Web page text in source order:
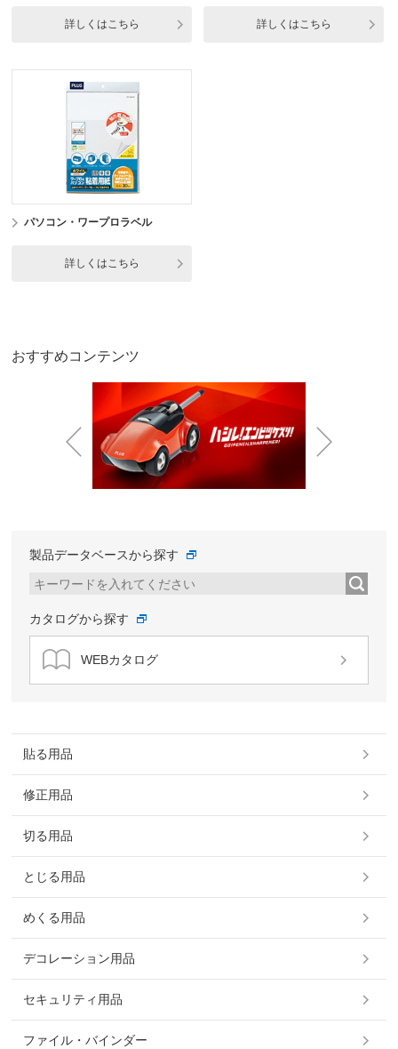
詳しくはこちら 詳しくはこちら
パソコン・ワープロラベル
詳しくはこちら
おすすめコンテンツ
製品データベースから探す
カタログから探す
WEBカタログ
貼る用品
修正用品
切る用品
とじる用品
めくる用品
デコレーション用品
セキュリティ用品
ファイル・バインダー